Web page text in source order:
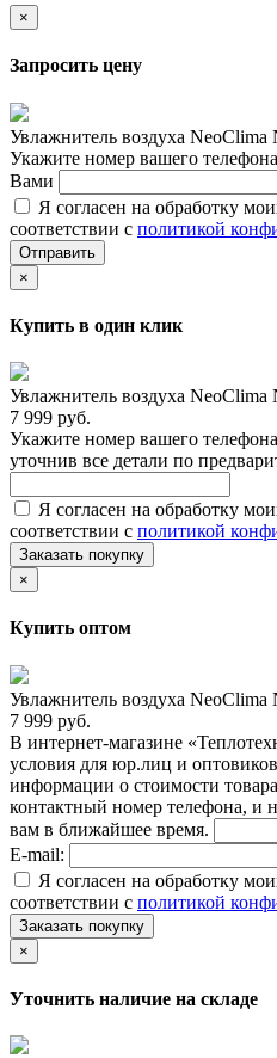
×
Запросить цену
Увлажнитель воздуха
Укажите номер вашего
Вами
Я согласен на обработку
соответствии с политикой
Отправить
×
Купить в один клик
Увлажнитель воздуха
7 999 руб.
Укажите номер вашего
уточнив все детали по
Я согласен на обработку
соответствии с политикой
Заказать покупку
×
Купить оптом
Увлажнитель воздуха
7 999 руб.
В интернет-магазине
условия для юр.лиц и
информации о стоимости
контактный номер телефона, и
вам в ближайшее время.
E-mail:
Я согласен на обработку
соответствии с политикой
Заказать покупку
×
Уточнить наличие на складе